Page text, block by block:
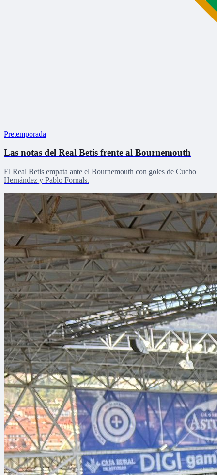
Pretemporada
Las notas del Real Betis frente al Bournemouth
El Real Betis empata ante el Bournemouth con goles de Cucho
Hernández y Pablo Fornals.